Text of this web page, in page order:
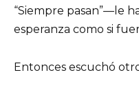
“Siempre pasan”—le
esperanza como si
Entonces escuchó